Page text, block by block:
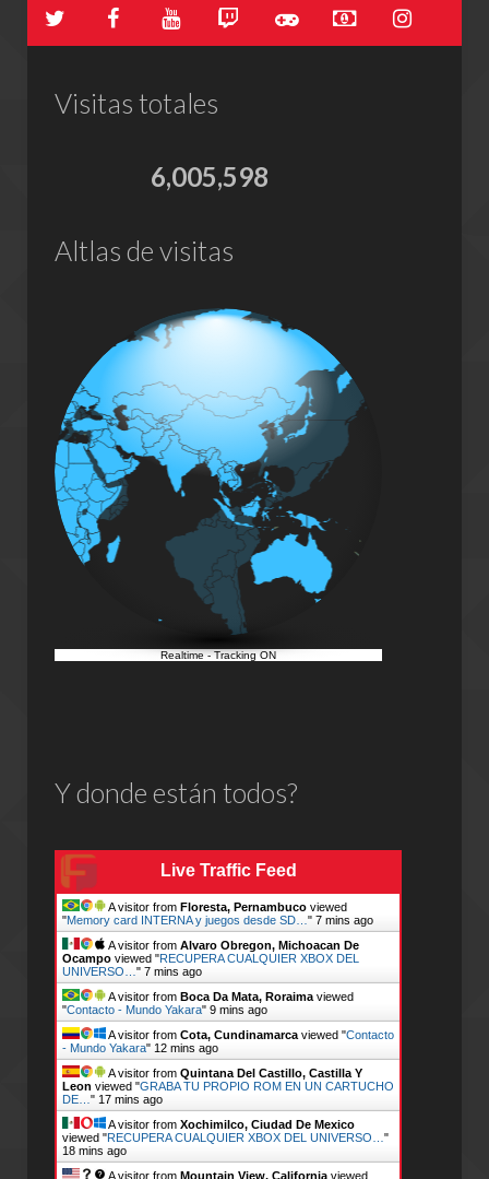
Visitas totales
6,005,598
Altlas de visitas
Realtime-Tracking ON
Y donde están todos?
Live Traffic Feed
A visitor from Floresta, Pernambuco viewed
"Memory card INTERNA y juegos desde SD… " 7 mins ago
A visitor from Alvaro Obregon, Michoacan De
Ocampo viewed "RECUPERA CUALQUIER XBOX DEL
UNIVERSO… " 7 mins ago
A visitor from Boca Da Mata, Roraima viewed
"Contacto - Mundo Yakara" 9 mins ago
A visitor from Cota, Cundinamarca viewed "Contacto
- Mundo Yakara" 12 mins ago
A visitor from Quintana Del Castillo, Castilla Y
Leon viewed "GRABA TU PROPIO ROM EN UN CARTUCHO
DE… " 17 mins ago
A visitor from Xochimilco, Ciudad De Mexico
viewed "RECUPERA CUALQUIER XBOX DEL UNIVERSO… "
18 mins ago
A visitor from Mountain View, California viewed